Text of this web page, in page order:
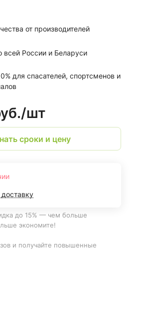
от производителей
всей России и Беларуси
для спасателей, спортсменов и
шт
сроки и цену
доставку
до 15% — чем больше
экономите!
и получайте повышенные